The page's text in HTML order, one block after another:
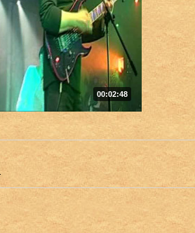
00:02:48